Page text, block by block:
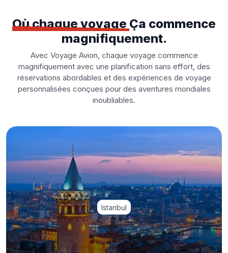
Où chaque voyage Ça commence
magnifiquement.
Avec Voyage Avion, chaque voyage commence
magnifiquement avec une planification sans effort, des
réservations abordables et des expériences de voyage
personnalisées conçues pour des aventures mondiales
inoubliables.
Istanbul